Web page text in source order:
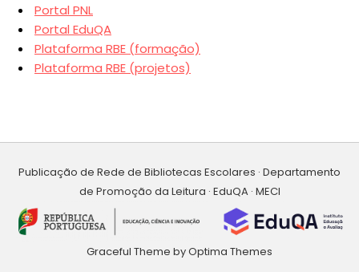
Portal PNL
Portal EduQA
Plataforma RBE (formação)
Plataforma RBE (projetos)
Publicação de Rede de Bibliotecas Escolares · Departamento
de Promoção da Leitura · EduQA · MECI
Graceful Theme byOptima Themes